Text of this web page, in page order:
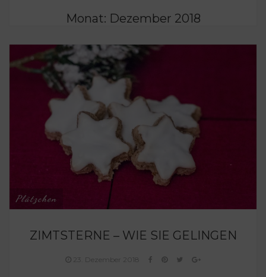
Monat: Dezember 2018
Plätzchen
ZIMTSTERNE – WIE SIE GELINGEN
23. Dezember 2018